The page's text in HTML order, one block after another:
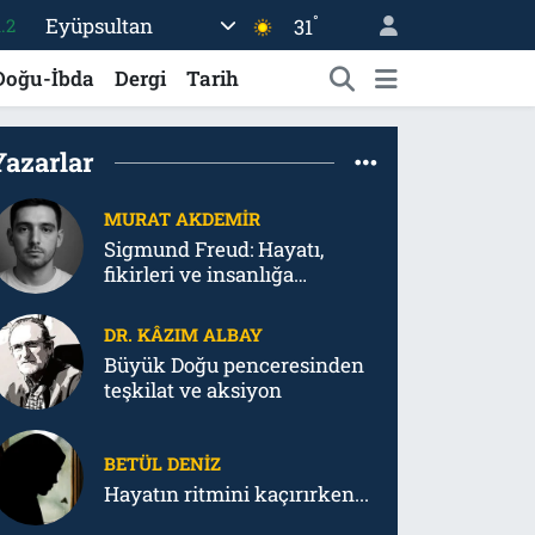
Eyüpsultan 31°
İbda Dergi Tarih
MURAT AKDEMIR
Sigmund Freud: Hayatı,
fikirleri ve insanlığa
tahribat
DR. KÂZIM ALBAY
Büyük Doğu penceresinden
teşkilat ve aksiyon
BETÜL DENIZ
Hayatın ritmini kaçırırken...